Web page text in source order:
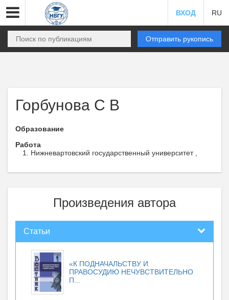
ВХОД RU
Отправить рукопись
Горбунова С В
Образование
Работа
Нижневартовский государственный университет ,
Произведения автора
Статьи
«К ПОДНАЧАЛЬСТВУ И
ПРАВОСУДИЮ НЕЧУВСТВИТЕЛЬНО
П...